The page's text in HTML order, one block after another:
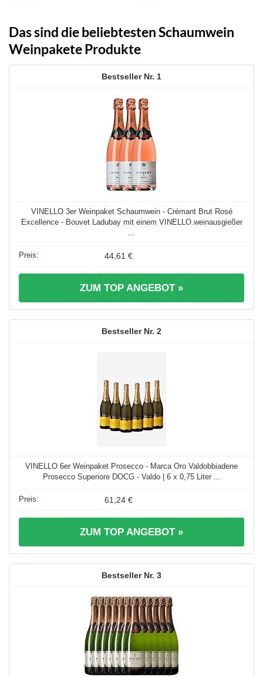
Das sind die beliebtesten Schaumwein
Weinpakete Produkte
1
VINELLO 3er Weinpaket Schaumwein - Crémant Brut Rosé
Excellence - Bouvet Ladubay mit einem VINELLO.weinausgießer
44,61 €
ZUM TOP ANGEBOT »
2
VINELLO 6er Weinpaket Prosecco - Marca Oro Valdobbiadene
Prosecco Superiore DOCG - Valdo | 6 x 0,75 Liter ...
61,24 €
ZUM TOP ANGEBOT »
3